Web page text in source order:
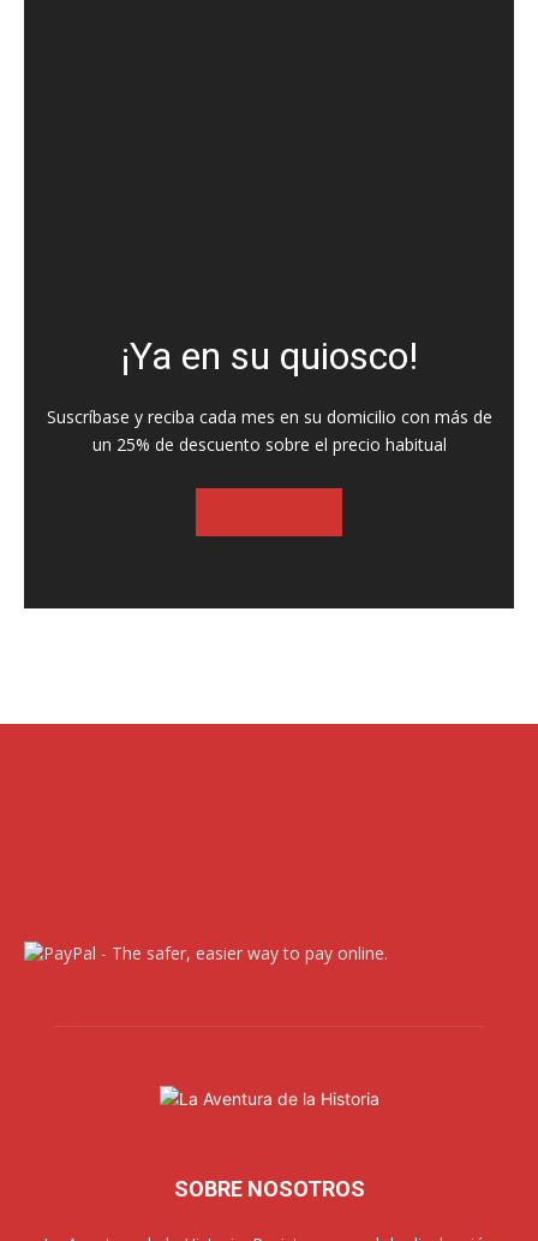
¡Ya en su quiosco!
Suscríbase y reciba cada mes en su domicilio con más de
un 25% de descuento sobre el precio habitual
SOBRE NOSOTROS